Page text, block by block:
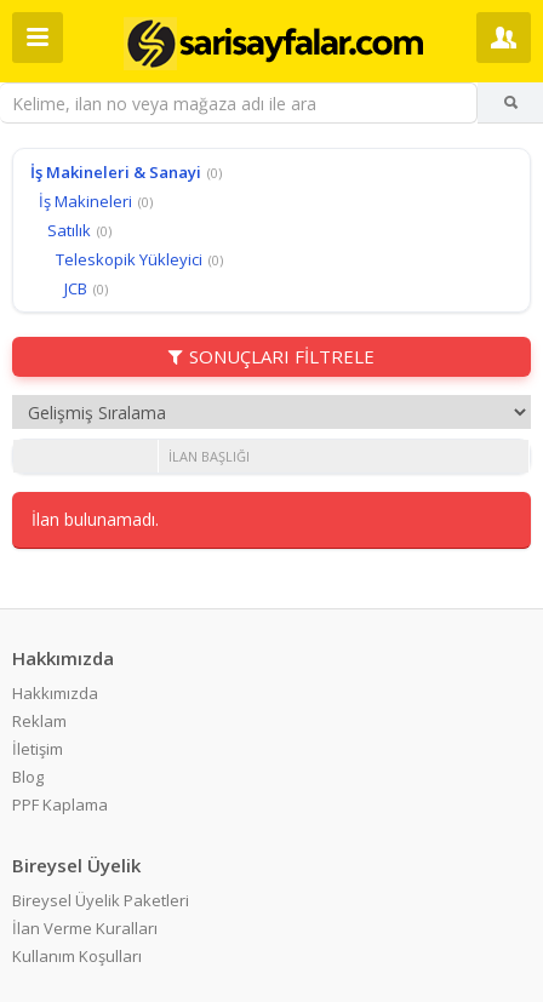
İş Makineleri & Sanayi (0)
İş Makineleri (0)
Satılık (0)
Teleskopik Yükleyici (0)
JCB (0)
SONUÇLARI FİLTRELE
İLAN BAŞLIĞI
İlan bulunamadı.
Hakkımızda
Hakkımızda
Reklam
İletişim
Blog
PPF Kaplama
Bireysel Üyelik
Bireysel Üyelik Paketleri
İlan Verme Kuralları
Kullanım Koşulları